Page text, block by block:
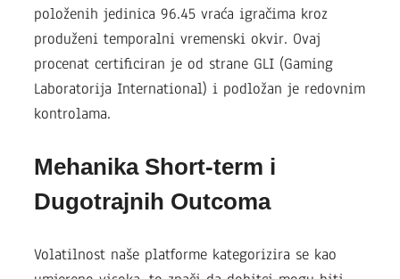
položenih jedinica 96.45 vraća igračima kroz
produženi temporalni vremenski okvir. Ovaj
procenat certificiran je od strane GLI (Gaming
Laboratorija International) i podložan je redovnim
kontrolama.
Mehanika Short-term i
Dugotrajnih Outcoma
Volatilnost naše platforme kategorizira se kao